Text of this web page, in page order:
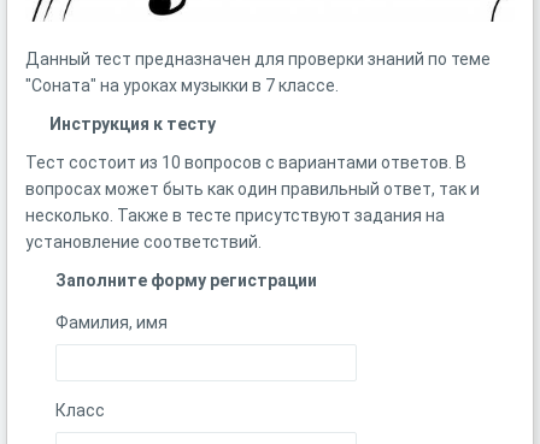
Данный тест предназначен для проверки знаний по теме
"Соната" на уроках музыкки в 7 классе.
Инструкция к тесту
Тест состоит из 10 вопросов с вариантами ответов. В
вопросах может быть как один правильный ответ, так и
несколько. Также в тесте присутствуют задания на
установление соответствий.
Заполните форму регистрации
Фамилия, имя
Класс